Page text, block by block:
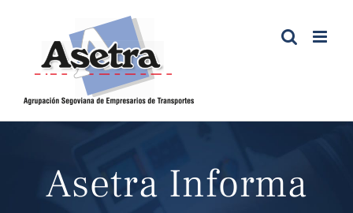
contenido
Asetra Informa